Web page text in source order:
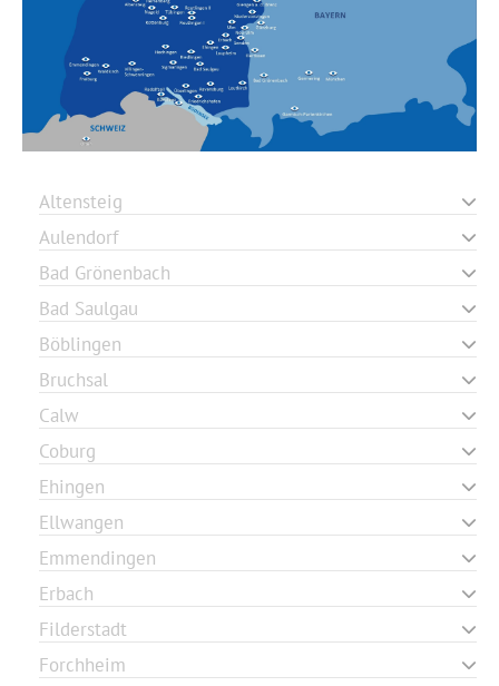
Altensteig
Aulendorf
Bad Grönenbach
Bad Saulgau
Böblingen
Bruchsal
Calw
Coburg
Ehingen
Ellwangen
Emmendingen
Erbach
Filderstadt
Forchheim